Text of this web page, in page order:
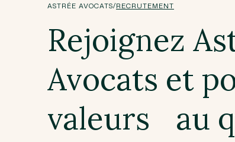
ASTRÉE AVOCATS/RECRUTEMENT
Rejoignez
Avocats et
valeurs au